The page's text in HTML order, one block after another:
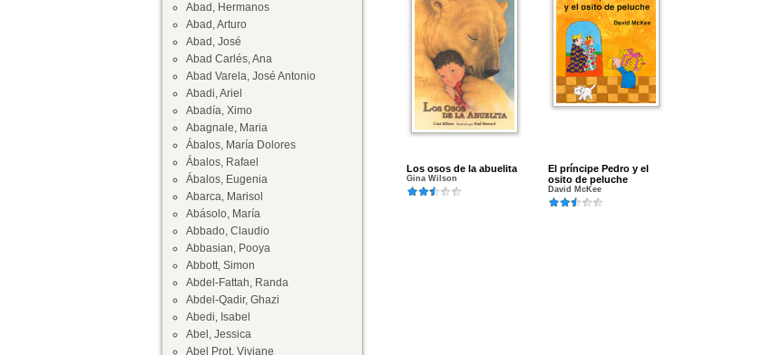
Abad, Hermanos
Abad, Arturo
Abad, José
Abad Carlés, Ana
Abad Varela, José Antonio
Abadi, Ariel
Abadía, Ximo
Abagnale, Maria
Ábalos, María Dolores
Ábalos, Rafael
Ábalos, Eugenia
Abarca, Marisol
Abásolo, María
Abbado, Claudio
Abbasian, Pooya
Abbott, Simon
Abdel-Fattah, Randa
Abdel-Qadir, Ghazi
Abedi, Isabel
Abel, Jessica
Abel Prot, Viviane
Los osos de la abuelita
Gina Wilson
El príncipe Pedro y el
osito de peluche
David McKee